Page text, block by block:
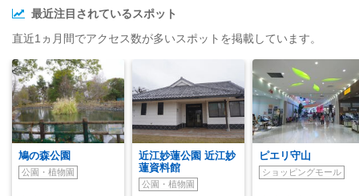
最近注目されているスポット
直近1ヵ月間でアクセス数が多いスポットを掲載しています。
鳩の森公園
公園・植物園
近江妙蓮公園 近江妙
蓮資料館
公園・植物園
ピエリ守山
ショッピングモール